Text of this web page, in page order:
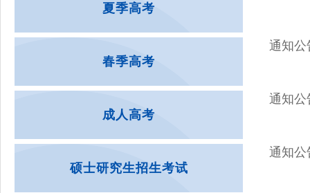
夏季高考
春季高考
通知公
成人高考
通知公
硕士研究生招生考试
通知公